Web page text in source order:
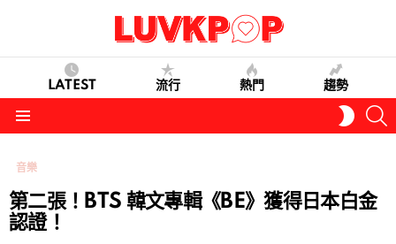
LATEST 流行 熱門 趨勢
SKIN
音樂
第二張！BTS 韓文專輯《BE》獲得日本白金
認證！